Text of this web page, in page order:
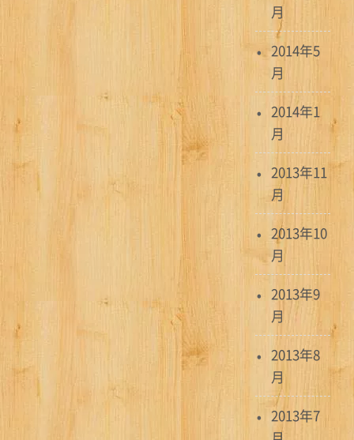
月
2014年5
月
2014年1
月
2013年11
月
2013年10
月
2013年9
月
2013年8
月
2013年7